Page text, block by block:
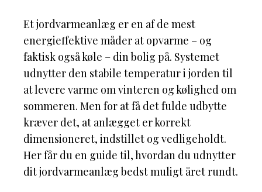
Et jordvarmeanlæg er en af de mest
energieffektive måder at opvarme – og
faktisk også køle – din bolig på. Systemet
udnytter den stabile temperatur i jorden til
at levere varme om vinteren og kølighed om
sommeren. Men for at få det fulde udbytte
kræver det, at anlægget er korrekt
dimensioneret, indstillet og vedligeholdt.
Her får du en guide til, hvordan du udnytter
dit jordvarmeanlæg bedst muligt året rundt.